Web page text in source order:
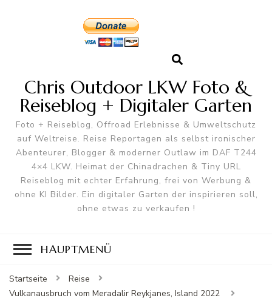
Chris Outdoor LKW Foto &
Reiseblog + Digitaler Garten
Foto + Reiseblog, Offroad Erlebnisse & Umweltschutz
auf Weltreise. Reise Reportagen als selbst ironischer
Abenteurer, Blogger & moderner Outlaw im DAF T244
4×4 LKW. Heimat der Chinadrachen & Tiny URL
Reiseblog mit echter Erfahrung, frei von Werbung &
ohne KI Bilder. Ein digitaler Garten der inspirieren soll,
ohne etwas zu verkaufen !
HAUPTMENÜ
Startseite
Reise
Vulkanausbruch vom Meradalir Reykjanes, Island 2022